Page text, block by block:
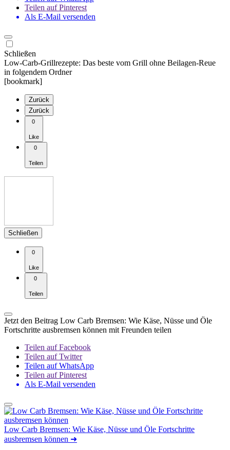
Teilen auf Pinterest
Als E-Mail versenden
Schließen
Low-Carb-Grillrezepte: Das beste vom Grill ohne Beilagen-Reue
in folgendem Ordner
[bookmark]
Zurück
Zurück
0
Like
0
Teilen
Schließen
0
Like
0
Teilen
Jetzt den Beitrag Low Carb Bremsen: Wie Käse, Nüsse und Öle
Fortschritte ausbremsen können mit Freunden teilen
Teilen auf Facebook
Teilen auf Twitter
Teilen auf WhatsApp
Teilen auf Pinterest
Als E-Mail versenden
Low Carb Bremsen: Wie Käse, Nüsse und Öle Fortschritte
ausbremsen können ➜